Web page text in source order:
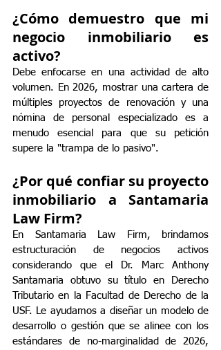
¿Cómo demuestro que mi
negocio inmobiliario es
activo?
Debe enfocarse en una actividad de alto
volumen. En 2026, mostrar una cartera de
múltiples proyectos de renovación y una
nómina de personal especializado es a
menudo esencial para que su petición
supere la "trampa de lo pasivo".
¿Por qué confiar su proyecto
inmobiliario a Santamaria
Law Firm?
En Santamaria Law Firm, brindamos
estructuración de negocios activos
considerando que el Dr. Marc Anthony
Santamaria obtuvo su título en Derecho
Tributario en la Facultad de Derecho de la
USF. Le ayudamos a diseñar un modelo de
desarrollo o gestión que se alinee con los
estándares de no-marginalidad de 2026,